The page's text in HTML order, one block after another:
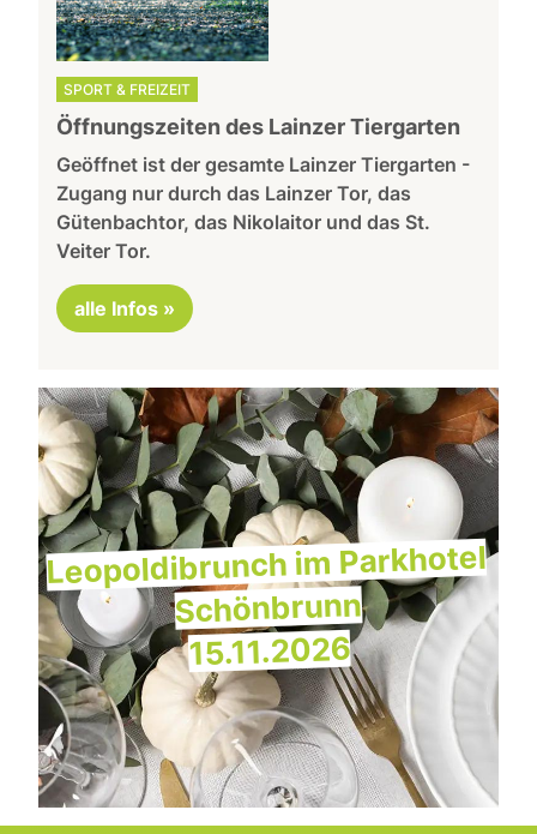
SPORT & FREIZEIT
Öffnungszeiten des Lainzer Tiergarten
Geöffnet ist der gesamte Lainzer Tiergarten -
Zugang nur durch das Lainzer Tor, das
Gütenbachtor, das Nikolaitor und das St.
Veiter Tor.
alle Infos »
Leopoldibrunch im Parkhotel
Schönbrunn
15.11.2026